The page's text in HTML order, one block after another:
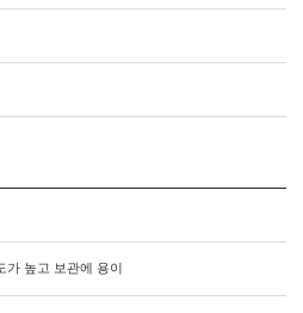
높고 보관에 용이